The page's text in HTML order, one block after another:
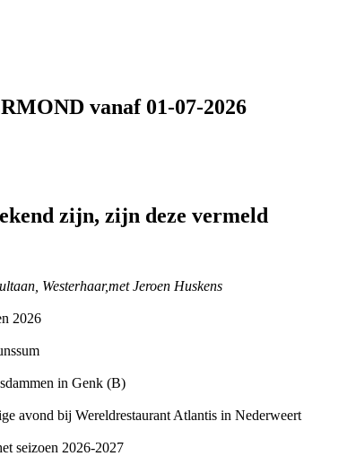
vanaf 01-07-2026
zijn, zijn deze vermeld
Westerhaar,met Jeroen Huskens
2026
in Genk (B)
avond bij Wereldrestaurant Atlantis in Nederweert
seizoen 2026-2027